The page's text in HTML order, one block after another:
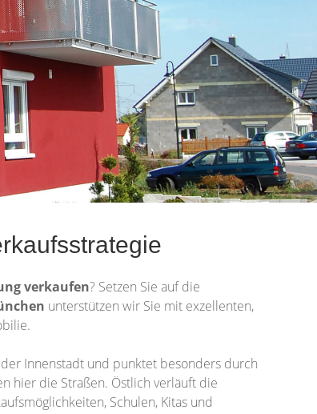
verkaufen? Setzen Sie auf die
unterstützen wir Sie mit exzellenten,
Innenstadt und punktet besonders durch
hier die Straßen. Östlich verläuft die
Schulen, Kitas und